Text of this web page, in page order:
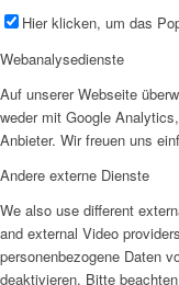
Hier klicken, um das
Webanalysedienste
Auf unserer Webseite
weder mit Google
Anbieter. Wir freuen uns
Andere externe Dienste
We also use different
and external Video
personenbezogene Daten
deaktivieren. Bitte